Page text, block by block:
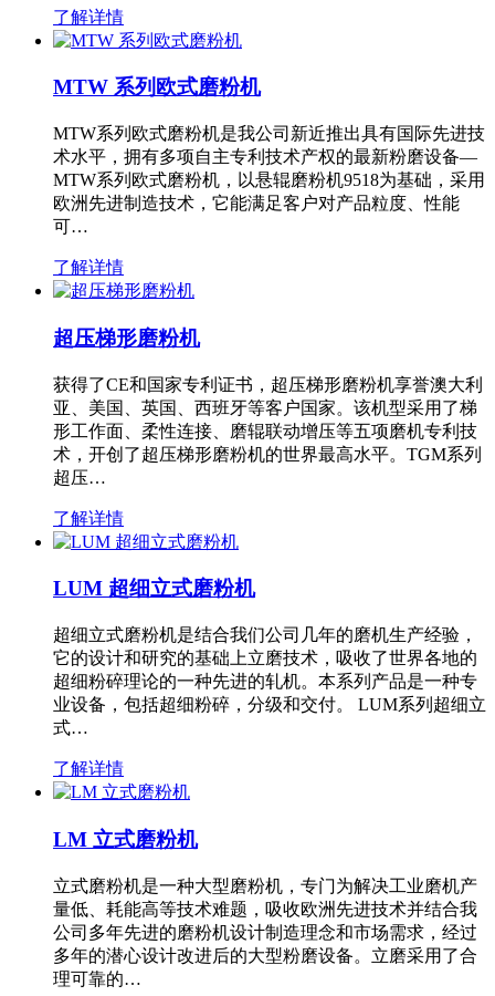
了解详情
MTW 系列欧式磨粉机
MTW系列欧式磨粉机是我公司新近推出具有国际先进技
术水平，拥有多项自主专利技术产权的最新粉磨设备—
MTW系列欧式磨粉机，以悬辊磨粉机9518为基础，采用
欧洲先进制造技术，它能满足客户对产品粒度、性能
可…
了解详情
超压梯形磨粉机
获得了CE和国家专利证书，超压梯形磨粉机享誉澳大利
亚、美国、英国、西班牙等客户国家。该机型采用了梯
形工作面、柔性连接、磨辊联动增压等五项磨机专利技
术，开创了超压梯形磨粉机的世界最高水平。TGM系列
超压…
了解详情
LUM 超细立式磨粉机
超细立式磨粉机是结合我们公司几年的磨机生产经验，
它的设计和研究的基础上立磨技术，吸收了世界各地的
超细粉碎理论的一种先进的轧机。本系列产品是一种专
业设备，包括超细粉碎，分级和交付。 LUM系列超细立
式…
了解详情
LM 立式磨粉机
立式磨粉机是一种大型磨粉机，专门为解决工业磨机产
量低、耗能高等技术难题，吸收欧洲先进技术并结合我
公司多年先进的磨粉机设计制造理念和市场需求，经过
多年的潜心设计改进后的大型粉磨设备。立磨采用了合
理可靠的…